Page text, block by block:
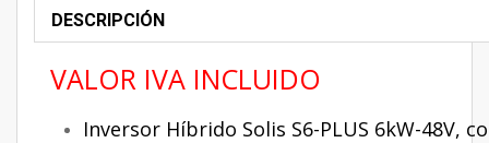
DESCRIPCIÓN
VALOR IVA INCLUIDO
Inversor Híbrido Solis S6-PLUS 6kW-48V,